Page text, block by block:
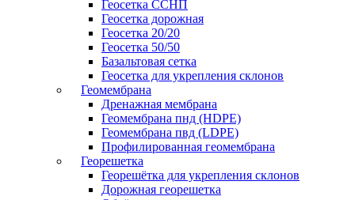
Геосетка ССНП
Геосетка дорожная
Геосетка 20/20
Геосетка 50/50
Базальтовая сетка
Геосетка для укрепления склонов
Геомембрана
Дренажная мембрана
Геомембрана пнд (HDPE)
Геомембрана пвд (LDPE)
Профилированная геомембрана
Георешетка
Георешётка для укрепления склонов
Дорожная георешетка